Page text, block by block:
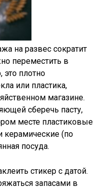
на развес сократит
переместить в
это плотно
или пластика,
магазине.
сберечь пасту,
месте пластиковые
керамические (по
посуда.
стикер с датой.
запасами в